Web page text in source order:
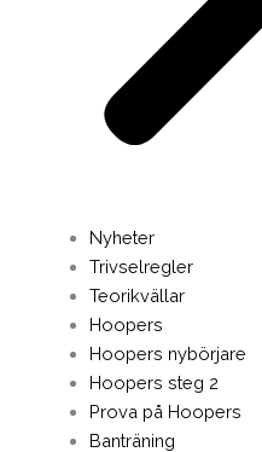
Nyheter
Trivselregler
Teorikvällar
Hoopers
Hoopers nybörjare
Hoopers steg 2
Prova på Hoopers
Banträning